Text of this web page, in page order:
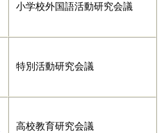
小学校外国語活動研究会議
特別活動研究会議
高校教育研究会議